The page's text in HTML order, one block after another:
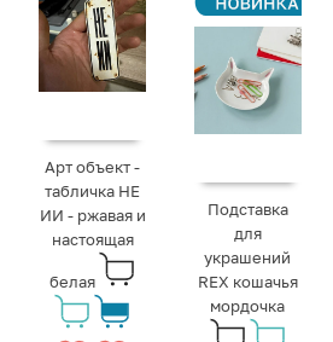
Арт объект -
табличка НЕ
ИИ - ржавая и
настоящая
белая
Подставка
для
украшений
REX кошачья
мордочка